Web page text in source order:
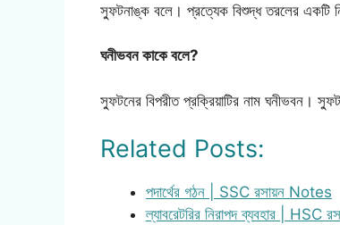
স্ফুটনাঙ্ক বলে। প্রত্যেক বিশুদ্ধ তরলের একটি
ঘনীভবন কাকে বলে?
স্ফুটনের বিপরীত প্রক্রিয়াটির নাম ঘনীভবন।
Related Posts:
পদার্থের গঠন | SSC রসায়ন Notes
ল্যাবরেটরির নিরাপদ ব্যবহার |